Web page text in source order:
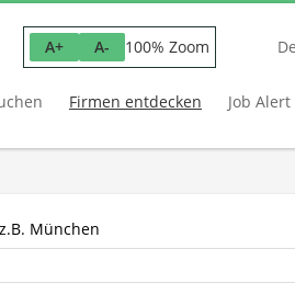
A+ A- 100% Zoom
Firmen entdecken Job Alert
z.B. München